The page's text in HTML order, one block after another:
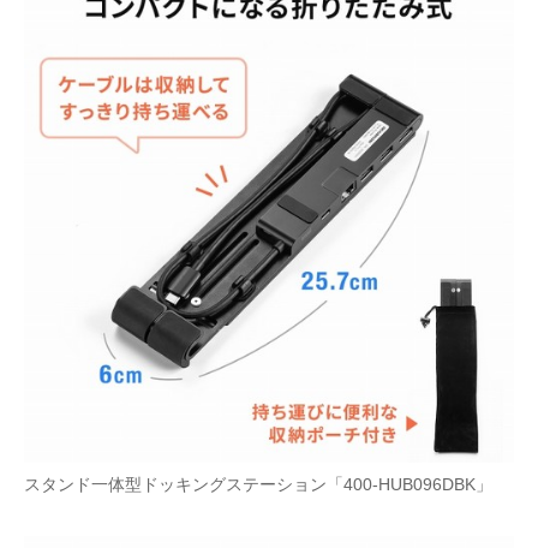
スタンド一体型ドッキングステーション「400-HUB096DBK」